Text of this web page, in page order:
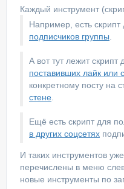
Каждый инструмент
Например, есть скрипт
подписчиков группы
А вот тут лежит скрипт
поставивших лайк или
конкретному посту на
стене
Ещё есть скрипт для
в других соцсетях
И таких инструментов
перечислены в меню
новые инструменты по